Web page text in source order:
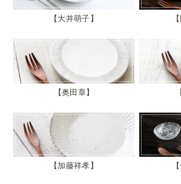
大井萌子
奥田章
加藤祥孝